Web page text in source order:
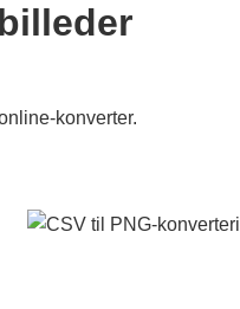
konverter.